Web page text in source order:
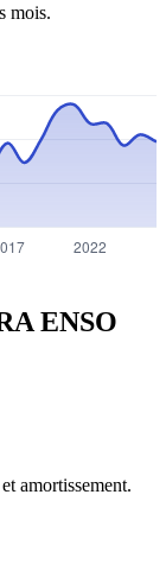
mois.
ENSO
amortissement.